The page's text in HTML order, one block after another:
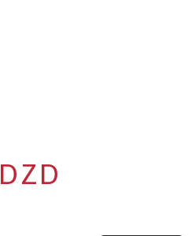
DZD